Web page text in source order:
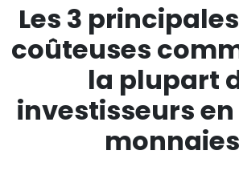
Les 3
coûteuses
la plupart
investisseurs